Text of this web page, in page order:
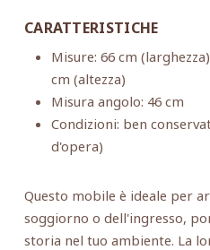
CARATTERISTICHE
Misure: 66 cm
cm (altezza)
Misura angolo: 46 cm
Condizioni: ben
d'opera)
Questo mobile è ideale per
soggiorno o dell'ingresso,
storia nel tuo ambiente. La